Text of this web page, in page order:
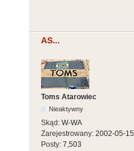
AS...
Toms Atarowiec
Nieaktywny
Skąd: W-WA
Zarejestrowany: 2002-05-15
Posty: 7,503